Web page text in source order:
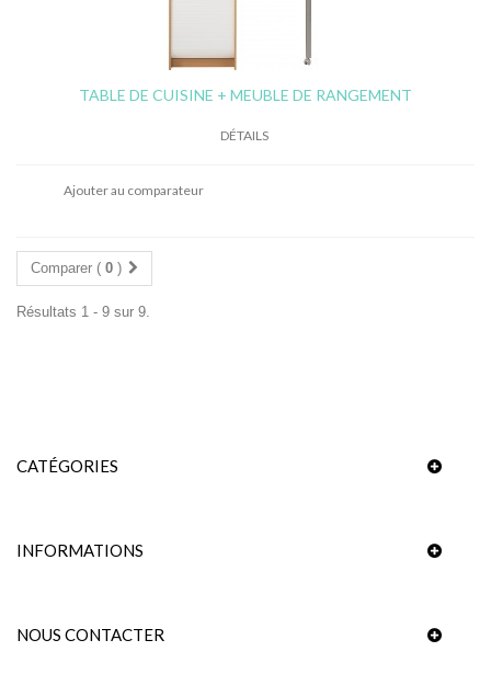
TABLE DE CUISINE + MEUBLE DE RANGEMENT
DÉTAILS
Ajouter au comparateur
Comparer ( 0 )
Résultats 1 - 9 sur 9.
CATÉGORIES
INFORMATIONS
NOUS CONTACTER